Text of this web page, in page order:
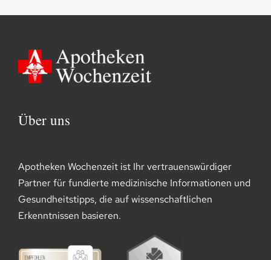
Über uns
Apotheken Wochenzeit ist Ihr vertrauenswürdiger
Partner für fundierte medizinische Informationen und
Gesundheitstipps, die auf wissenschaftlichen
Erkenntnissen basieren.